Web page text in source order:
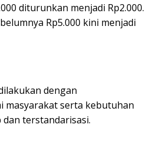
diturunkan menjadi Rp2.000.
Rp5.000 kini menjadi
dengan
masyarakat serta kebutuhan
terstandarisasi.